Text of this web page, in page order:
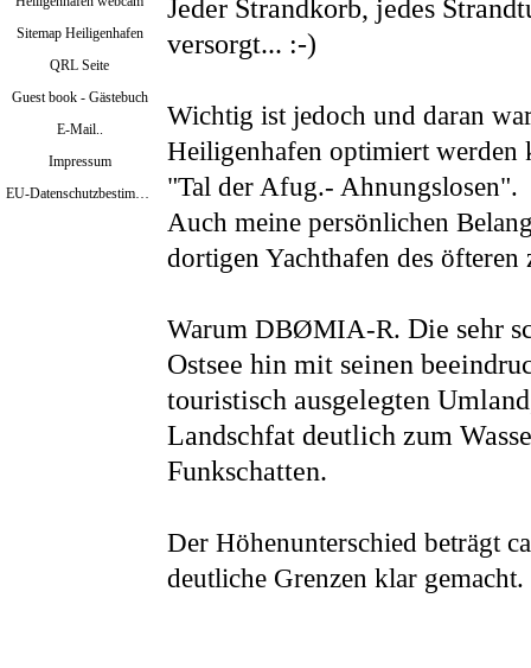
Sitemap Heiligenhafen
QRL Seite
Guest book - Gästebuch
E-Mail..
Impressum
EU-Datenschutzbestimmungen Mai 2018
Jeder Strandkorb, jedes
versorgt... :-)
Wichtig ist jedoch und daran
Heiligenhafen optimiert werden
"Tal der Afug.- Ahnungslosen".
Auch meine persönlichen
dortigen Yachthafen des
Warum DBØMIA-R. Die sehr
Ostsee hin mit seinen
touristisch ausgelegten
Landschfat deutlich zum
Funkschatten.
Der Höhenunterschied beträgt
deutliche Grenzen klar gemacht.